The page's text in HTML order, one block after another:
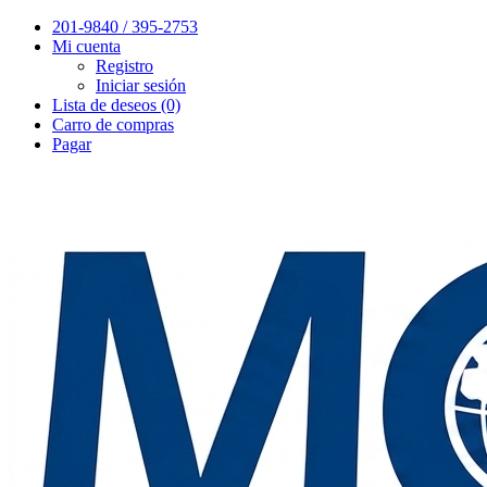
201-9840 / 395-2753
Mi cuenta
Registro
Iniciar sesión
Lista de deseos (0)
Carro de compras
Pagar